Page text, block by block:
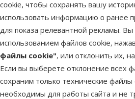
cookie, чтобы сохранять вашу
использовать информацию о ранее
для показа релевантной рекламы. Вы
использованием файлов cookie, нажав
файлы cookie", или отклонить их,
Если вы выберете отклонение всех
сохраним только технические
необходимы для работы сайта и не
марка
Корм для морских
свинок – Beaphar
Care+ Guinea pig, 1,5
кг